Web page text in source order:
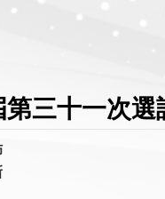
中華民國保齡球協
第三十一次